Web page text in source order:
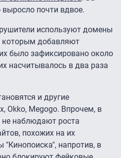
почти вдвое.
используют домены
которым добавляют
было зафиксировано около
насчитывалось в два раза
и другие
Okko, Megogo. Впрочем, в
не наблюдают роста
похожих на их
напротив, в